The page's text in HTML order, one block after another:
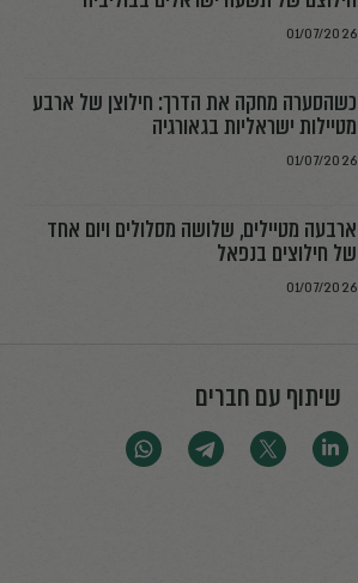
01/07/2026
כשהסערה מחקה את הדרך: חילוצן של ארבע
מטיילות ישראליות בגאורגיה
01/07/2026
ארבעה מטיילים, שלושה מסלולים ויום אחד
של חילוצים בנפאל
01/07/2026
שיתוף עם חברים